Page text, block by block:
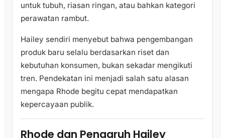
untuk tubuh, riasan ringan, atau bahkan kategori
perawatan rambut.
Hailey sendiri menyebut bahwa pengembangan
produk baru selalu berdasarkan riset dan
kebutuhan konsumen, bukan sekadar mengikuti
tren. Pendekatan ini menjadi salah satu alasan
mengapa Rhode begitu cepat mendapatkan
kepercayaan publik.
Rhode dan Pengaruh Hailey